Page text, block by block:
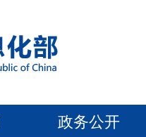
政务公开